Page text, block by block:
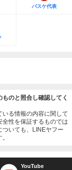
バスケ代表
ものと照合し確認してく
る情報の内容に関して
性を保証するものでは
いても、LINEヤフー
YouTube